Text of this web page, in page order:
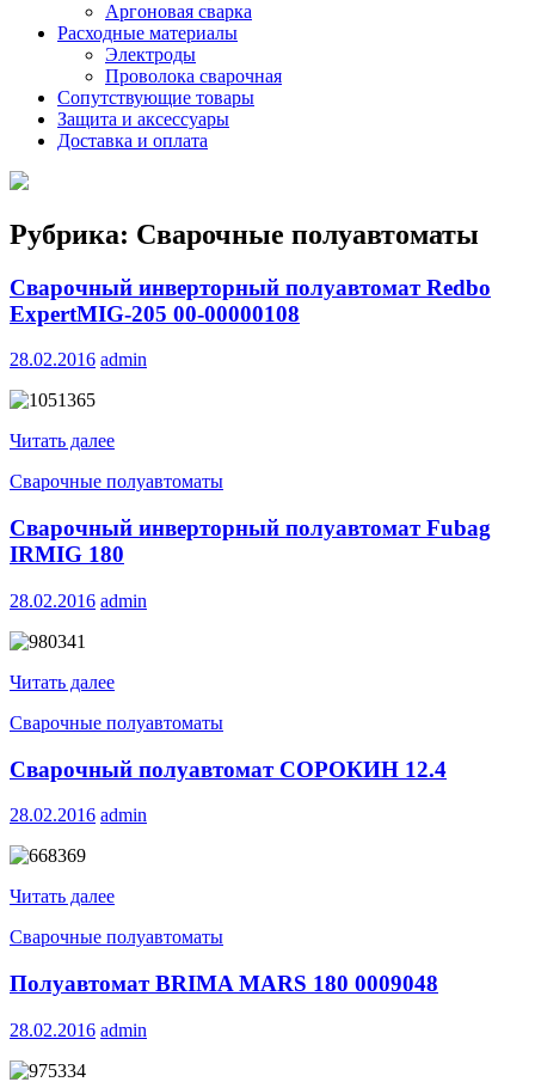
Аргоновая сварка
Расходные материалы
Электроды
Проволока сварочная
Сопутствующие товары
Защита и аксессуары
Доставка и оплата
Рубрика: Сварочные полуавтоматы
Сварочный инверторный полуавтомат Redbo
ExpertMIG-205 00-00000108
28.02.2016 admin
Читать далее
Сварочные полуавтоматы
Сварочный инверторный полуавтомат Fubag
IRMIG 180
28.02.2016 admin
Читать далее
Сварочные полуавтоматы
Сварочный полуавтомат СОРОКИН 12.4
28.02.2016 admin
Читать далее
Сварочные полуавтоматы
Полуавтомат BRIMA MARS 180 0009048
28.02.2016 admin